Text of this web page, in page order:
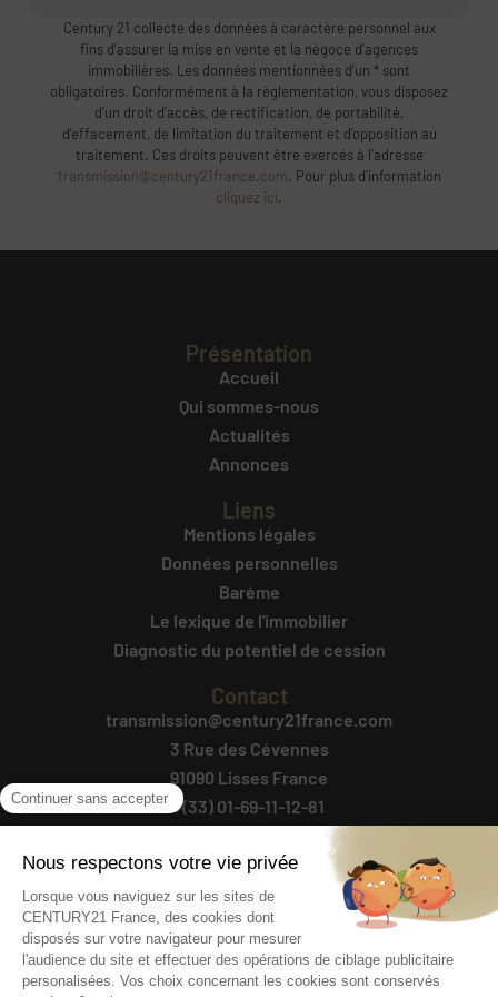
Century 21 collecte des données à caractère personnel aux
fins d’assurer la mise en vente et la négoce d’agences
immobilières. Les données mentionnées d’un * sont
obligatoires. Conformément à la règlementation, vous disposez
d’un droit d’accès, de rectification, de portabilité,
d’effacement, de limitation du traitement et d’opposition au
traitement. Ces droits peuvent être exercés à l’adresse
transmission@century21france.com. Pour plus d’information
cliquez ici.
Présentation
Accueil
Qui sommes-nous
Actualités
Annonces
Liens
Mentions légales
Données personnelles
Barème
Le lexique de l'immobilier
Diagnostic du potentiel de cession
Contact
transmission@century21france.com
3 Rue des Cévennes
91090 Lisses France
+(33) 01-69-11-12-81
Suivez-Nous